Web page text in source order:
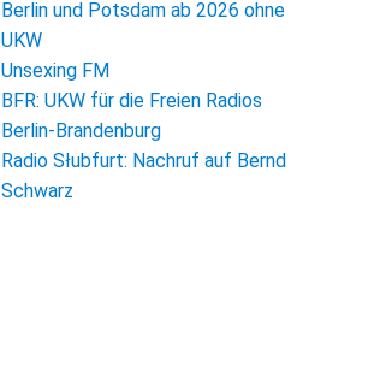
Berlin und Potsdam ab 2026 ohne
UKW
Unsexing FM
BFR: UKW für die Freien Radios
Berlin-Brandenburg
Radio Słubfurt: Nachruf auf Bernd
Schwarz